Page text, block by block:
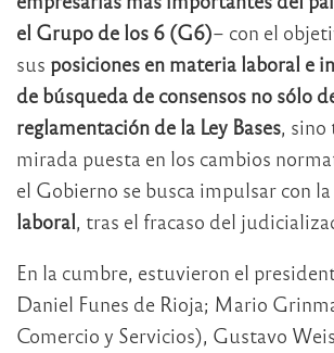
el Grupo de los 6 (G6)– con el
sus posiciones en materia laboral e
de búsqueda de consensos no sólo
reglamentación de la Ley Bases, sino
mirada puesta en los cambios
el Gobierno se busca impulsar con la
laboral, tras el fracaso del
En la cumbre, estuvieron el
Daniel Funes de Rioja; Mario
Comercio y Servicios), Gustavo